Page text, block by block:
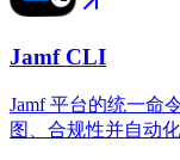
Jamf CLI
Jamf 平台的统一命
图、合规性并自动化